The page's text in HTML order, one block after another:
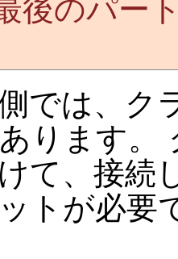
後のパー
では、ク
ります。
て、接続
トが必要